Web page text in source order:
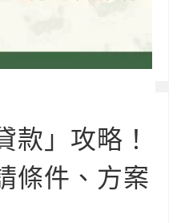
款」攻略！
條件、方案